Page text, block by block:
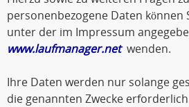
personenbezogene Daten können
unter der im Impressum
www.laufmanager.netwenden.
Ihre Daten werden nur solange
die genannten Zwecke